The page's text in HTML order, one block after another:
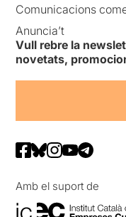
Comunicacions
Anuncia’t
Vull rebre la
novetats,
Amb el suport de